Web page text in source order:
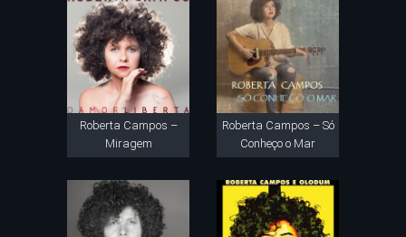
Roberta Campos –
Miragem
Roberta Campos – Só
Conheço o Mar